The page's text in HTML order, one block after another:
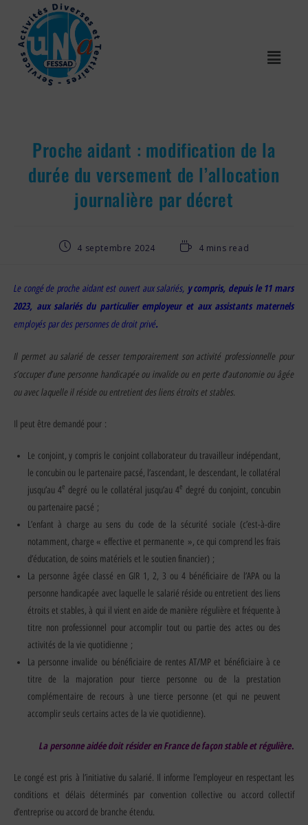
Proche aidant : modification de la
durée du versement de l’allocation
journalière par décret
4 septembre 2024 4 mins read
Le congé de proche aidant est ouvert aux salariés, y compris, depuis le 11 mars
2023, aux salariés du particulier employeur et aux assistants maternels
employés par des personnes de droit privé.
Il permet au salarié de cesser temporairement son activité professionnelle pour
s’occuper d’une personne handicapée ou invalide ou en perte d’autonomie ou âgée
ou avec laquelle il réside ou entretient des liens étroits et stables.
Il peut être demandé pour :
Le conjoint, y compris le conjoint collaborateur du travailleur indépendant,
le concubin ou le partenaire pacsé, l’ascendant, le descendant, le collatéral
jusqu’au 4e degré ou le collatéral jusqu’au 4e degré du conjoint, concubin
ou partenaire pacsé ;
L’enfant à charge au sens du code de la sécurité sociale (c’est-à-dire
notamment, charge « effective et permanente », ce qui comprend les frais
d’éducation, de soins matériels et le soutien financier) ;
La personne âgée classé en GIR 1, 2, 3 ou 4 bénéficiaire de l’APA ou la
personne handicapée avec laquelle le salarié réside ou entretient des liens
étroits et stables, à qui il vient en aide de manière régulière et fréquente à
titre non professionnel pour accomplir tout ou partie des actes ou des
activités de la vie quotidienne ;
La personne invalide ou bénéficiaire de rentes AT/MP et bénéficiaire à ce
titre de la majoration pour tierce personne ou de la prestation
complémentaire de recours à une tierce personne (et qui ne peuvent
accomplir seuls certains actes de la vie quotidienne).
La personne aidée doit résider en France de façon stable et régulière.
Le congé est pris à l’initiative du salarié. Il informe l’employeur en respectant les
conditions et délais déterminés par convention collective ou accord collectif
d’entreprise ou accord de branche étendu.